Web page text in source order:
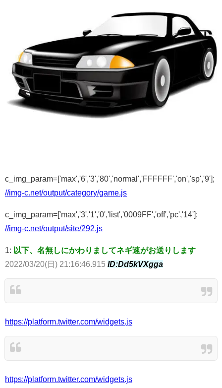
c_img_param=['max','6','3','80','normal','FFFFFF','on','sp','9'];
//img-c.net/output/category/game.js
c_img_param=['max','3','1','0','list','0009FF','off','pc','14'];
//img-c.net/output/site/292.js
1: 以下、名無しにかわりましてネギ速がお送りします
2022/03/20(日) 21:16:46.915 ID:Dd5kVXgga
https://platform.twitter.com/widgets.js
https://platform.twitter.com/widgets.js